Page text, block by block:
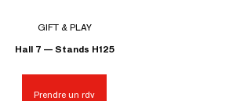
GIFT & PLAY
Hall 7 — Stands H125
Prendre un rdv